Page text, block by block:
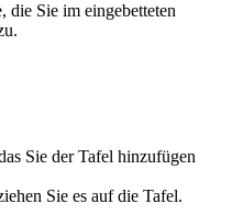
die Sie im eingebetteten
Sie der Tafel hinzufügen
Sie es auf die Tafel.